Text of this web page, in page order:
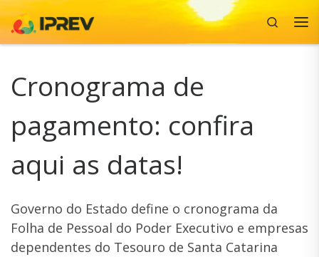
Skip to content
Search
Cronograma de
pagamento: confira
aqui as datas!
Governo do Estado define o cronograma da
Folha de Pessoal do Poder Executivo e empresas
dependentes do Tesouro de Santa Catarina